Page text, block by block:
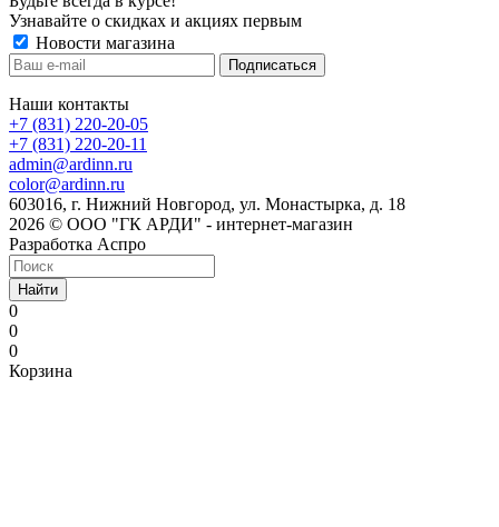
Узнавайте о скидках и акциях первым
Новости магазина
Наши контакты
+7 (831) 220-20-05
+7 (831) 220-20-11
admin@ardinn.ru
color@ardinn.ru
603016, г. Нижний Новгород, ул. Монастырка, д. 18
2026 © ООО "ГК АРДИ" - интернет-магазин
Разработка Аспро
Найти
0
0
0
Корзина